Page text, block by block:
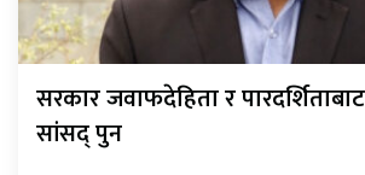
सरकार जवाफदेहिता र
सांसद् पुन